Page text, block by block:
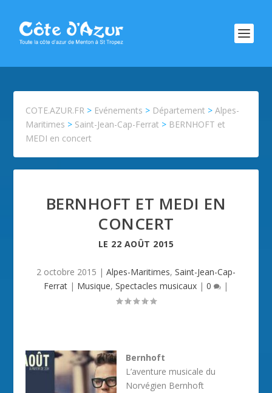
COTE.AZUR.FR > Evénements > Département >Alpes-
Maritimes > Saint-Jean-Cap-Ferrat > BERNHOFT et
MEDI en concert
BERNHOFT ET MEDI EN
CONCERT
LE 22 AOÛT 2015
2 octobre 2015 | Alpes-Maritimes, Saint-Jean-Cap-
Ferrat | Musique, Spectacles musicaux | 0 |
Bernhoft
L’aventure musicale du
Norvégien Bernhoft